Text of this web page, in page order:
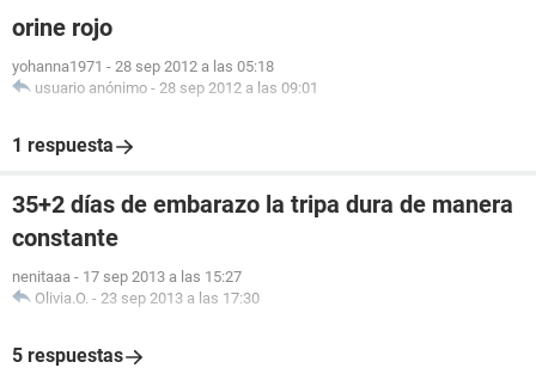
orine rojo
yohanna1971 - 28 sep 2012 a las 05:18
usuario anónimo - 28 sep 2012 a las 09:01
1 respuesta
35+2 días de embarazo la tripa dura de manera
constante
nenitaaa - 17 sep 2013 a las 15:27
Olivia.O. - 23 sep 2013 a las 17:30
5 respuestas